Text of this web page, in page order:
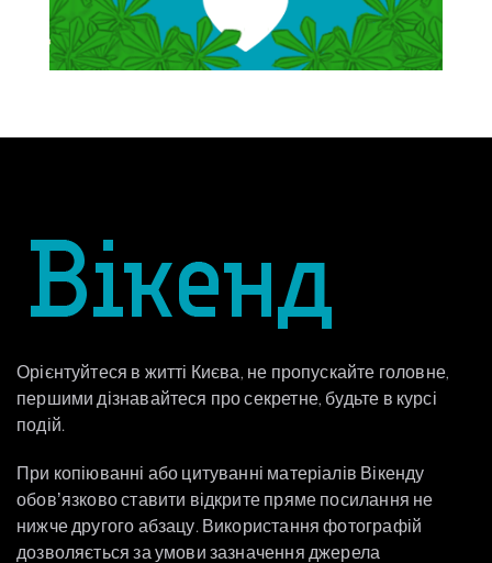
Орієнтуйтеся в житті Києва, не пропускайте головне,
першими дізнавайтеся про секретне, будьте в курсі
подій.
При копіюванні або цитуванні матеріалів Вікенду
обовʼязково ставити відкрите пряме посилання не
нижче другого абзацу. Використання фотографій
дозволяється за умови зазначення джерела